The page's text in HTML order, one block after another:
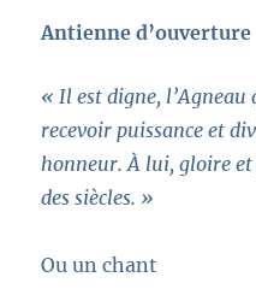
Antienne d’ouverture
« Il est digne, l’Agneau
recevoir puissance et
honneur. À lui, gloire et
des siècles. »
Ou un chant